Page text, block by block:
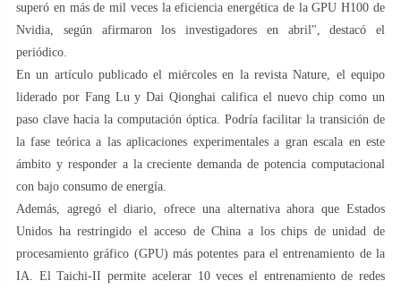
superó en más de mil veces la eficiencia energética de la GPU H100 de
Nvidia, según afirmaron los investigadores en abril", destacó el
periódico.
En un artículo publicado el miércoles en la revista Nature, el equipo
liderado por Fang Lu y Dai Qionghai califica el nuevo chip como un
paso clave hacia la computación óptica. Podría facilitar la transición de
la fase teórica a las aplicaciones experimentales a gran escala en este
ámbito y responder a la creciente demanda de potencia computacional
con bajo consumo de energía.
Además, agregó el diario, ofrece una alternativa ahora que Estados
Unidos ha restringido el acceso de China a los chips de unidad de
procesamiento gráfico (GPU) más potentes para el entrenamiento de la
IA. El Taichi-II permite acelerar 10 veces el entrenamiento de redes